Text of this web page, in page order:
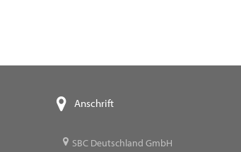
Anschrift
SBC Deutschland GmbH